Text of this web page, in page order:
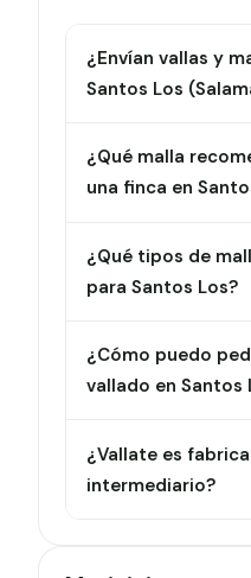
¿Envían vallas y
Santos Los
¿Qué malla
una finca en
¿Qué tipos de
para Santos Los?
¿Cómo puedo
vallado en Santos
¿Vallate es
intermediario?